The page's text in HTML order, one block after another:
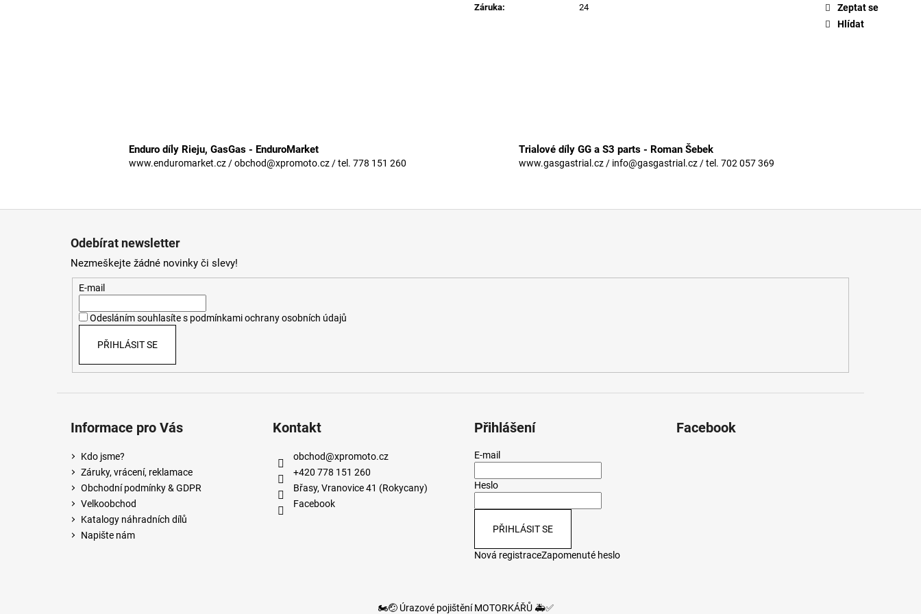
Záruka: 24
Zeptat se
Hlídat
Enduro díly Rieju, GasGas - EnduroMarket
www.enduromarket.cz / obchod@xpromoto.cz / tel. 778 151 260
Trialové díly GG a S3 parts - Roman Šebek
www.gasgastrial.cz / info@gasgastrial.cz / tel. 702 057 369
Odebírat newsletter
Nezmeškejte žádné novinky či slevy!
E-mail
Odesláním souhlasíte s podmínkami ochrany osobních údajů
PŘIHLÁSIT SE
Informace pro Vás
Kdo jsme?
Záruky, vrácení, reklamace
Obchodní podmínky & GDPR
Velkoobchod
Katalogy náhradních dílů
Napište nám
Kontakt
obchod@xpromoto.cz
+420 778 151 260
Břasy, Vranovice 41 (Rokycany)
Facebook
Přihlášení
E-mail
Heslo
PŘIHLÁSIT SE
Nová registraceZapomenuté heslo
Facebook
🏍️🤕 Úrazové pojištění MOTORKÁŘŮ 🚑✅